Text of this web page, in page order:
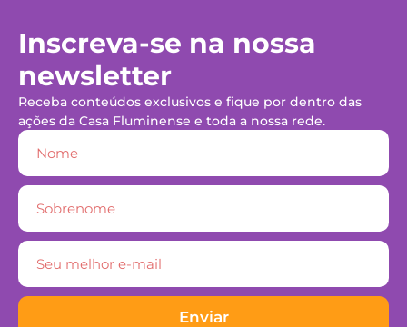
Inscreva-se na nossa
newsletter
Receba conteúdos exclusivos e fique por dentro das
ações da Casa Fluminense e toda a nossa rede.
Enviar